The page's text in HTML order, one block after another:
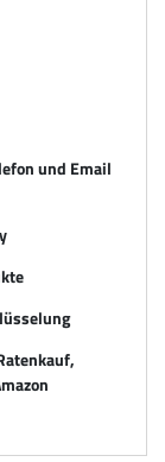
und Email